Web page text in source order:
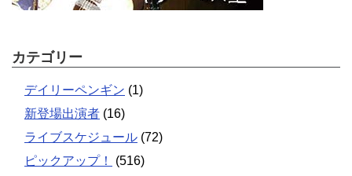
カテゴリー
デイリーペンギン (1)
新登場出演者 (16)
ライブスケジュール (72)
ピックアップ！
(516)